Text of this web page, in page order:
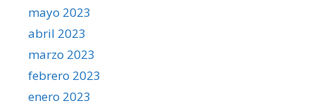
mayo 2023
abril 2023
marzo 2023
febrero 2023
enero 2023